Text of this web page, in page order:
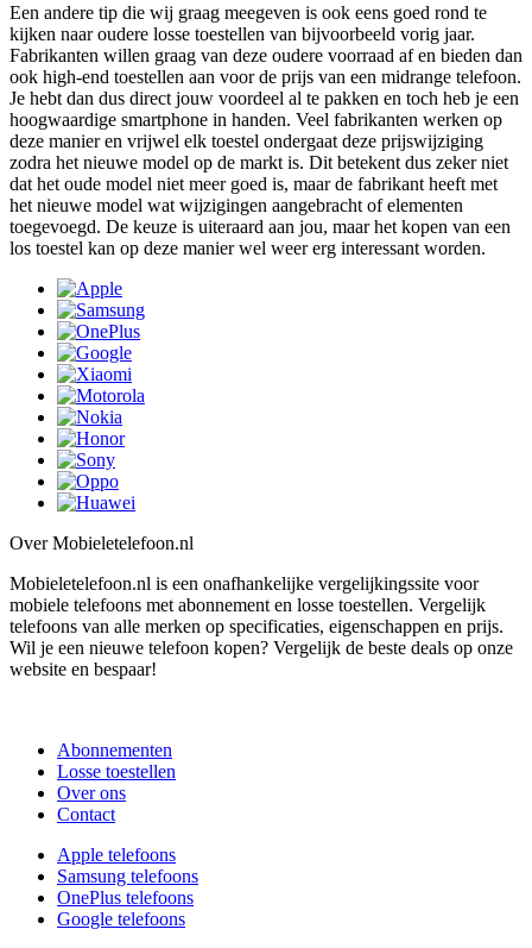
Een andere tip die wij graag meegeven is ook eens goed rond te
kijken naar oudere losse toestellen van bijvoorbeeld vorig jaar.
Fabrikanten willen graag van deze oudere voorraad af en bieden dan
ook high-end toestellen aan voor de prijs van een midrange telefoon.
Je hebt dan dus direct jouw voordeel al te pakken en toch heb je een
hoogwaardige smartphone in handen. Veel fabrikanten werken op
deze manier en vrijwel elk toestel ondergaat deze prijswijziging
zodra het nieuwe model op de markt is. Dit betekent dus zeker niet
dat het oude model niet meer goed is, maar de fabrikant heeft met
het nieuwe model wat wijzigingen aangebracht of elementen
toegevoegd. De keuze is uiteraard aan jou, maar het kopen van een
los toestel kan op deze manier wel weer erg interessant worden.
Over Mobieletelefoon.nl
Mobieletelefoon.nl is een onafhankelijke vergelijkingssite voor
mobiele telefoons met abonnement en losse toestellen. Vergelijk
telefoons van alle merken op specificaties, eigenschappen en prijs.
Wil je een nieuwe telefoon kopen? Vergelijk de beste deals op onze
website en bespaar!
Abonnementen
Losse toestellen
Over ons
Contact
Apple telefoons
Samsung telefoons
OnePlus telefoons
Google telefoons